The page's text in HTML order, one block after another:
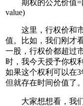
期权的公允价值=内
value)
这里，行权价和市
值。比如，我们刚才
一股，行权价都超过
时，我今天授予你权
如果这个权利可以在3
但就存在时间价值了。
大家想想看，我们